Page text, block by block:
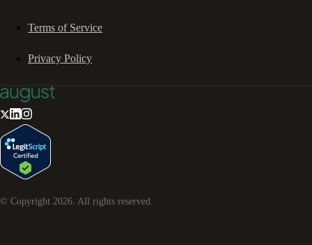
Terms of Service
Privacy Policy
© Copyright 2026. All rights reserved.